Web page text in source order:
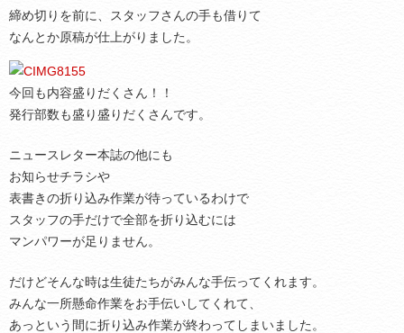
締め切りを前に、スタッフさんの手も借りて
なんとか原稿が仕上がりました。
今回も内容盛りだくさん！！
発行部数も盛り盛りだくさんです。
ニュースレター本誌の他にも
お知らせチラシや
表書きの折り込み作業が待っているわけで
スタッフの手だけで全部を折り込むには
マンパワーが足りません。
だけどそんな時は生徒たちがみんな手伝ってくれます。
みんな一所懸命作業をお手伝いしてくれて、
あっという間に折り込み作業が終わってしまいました。